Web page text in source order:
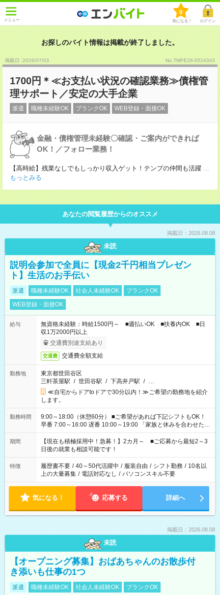
メニュー
0
気になる！ ログイン
お探しのバイト情報は掲載が終了しました。
掲載日 :2026/07/03 No.TMPE26-0524343
1700円＊≪お支払い状況の確認業務≫債権管
理サポート／安定の大手企業
派遣 職種未経験OK ブランクOK WEB登録・面接OK
金融・債権管理未経験〇確認・ご案内ができれば
OK！／フォロー業務！
【高時給】残業なしでもしっかり収入ゲット！テンプの仲間も活躍 ...
もっとみる
あなたの閲覧履歴からのオススメ
掲載日：2026.08.08
未読
説明会参加で全員に【現金2千円相当プレゼン
ト】生活のお手伝い
派遣 職種未経験OK 社会人未経験OK
ブランクOK
WEB登録・面接OK
給与
無資格未経験：時給1500円～ ■週払いOK ■扶養内OK ■日
収1万2000円以上
交通費別途支給あり
交通費 交通費全額支給
勤務地
東京都世田谷区
三軒茶屋駅 / 世田谷駅 / 下高井戸駅 / …
≪自宅からドアtoドアで30分以内！≫ご希望の勤務地を紹介
します。
勤務時間
9:00～18:00（休憩60分） ■ご希望があれば下記シフトもOK！
早番 7:00～16:00 遅番 10:00～19:00 「家族と休みを合わせた
い」 「余裕を持って夕飯の準備がしたい」 「できれば残業はし
たくない」 など、ご希望を教えてくださいね。 ※Wワーク希望
の方へ 今ご覧のお仕事で希望する勤務時間と、もう1つのお仕事
の勤務時間。 合計で週40時間を超える場合は応募できません。
期間
【現在も積極採用中！急募！】2カ月～ ■ご応募から最短2～3
日後の就業も相談可能です！
特徴 履歴書不要 / 40～50代活躍中 / 服装自由 / シフト勤務 / 10名以
上の大量募集 / 電話対応なし / パソコンスキル不要
気になる！ 応募する 詳細へ
掲載日：2026.08.08
未読
【オープニング募集】おばあちゃんのお散歩付
き添いも仕事の1つ
派遣 職種未経験OK 社会人未経験OK
ブランクOK